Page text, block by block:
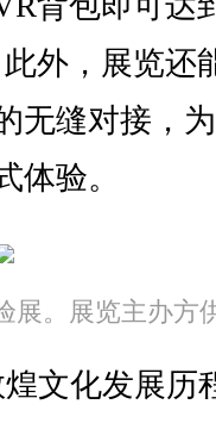
外，展览还
无缝对接，
体验。
展。展览主办方
文化发展历